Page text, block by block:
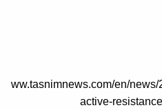
www.tasnimnews.com/en/
active-